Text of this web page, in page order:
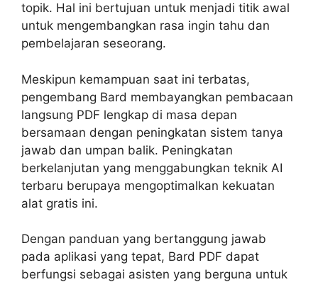
topik. Hal ini bertujuan untuk menjadi titik awal
untuk mengembangkan rasa ingin tahu dan
pembelajaran seseorang.
Meskipun kemampuan saat ini terbatas,
pengembang Bard membayangkan pembacaan
langsung PDF lengkap di masa depan
bersamaan dengan peningkatan sistem tanya
jawab dan umpan balik. Peningkatan
berkelanjutan yang menggabungkan teknik AI
terbaru berupaya mengoptimalkan kekuatan
alat gratis ini.
Dengan panduan yang bertanggung jawab
pada aplikasi yang tepat, Bard PDF dapat
berfungsi sebagai asisten yang berguna untuk